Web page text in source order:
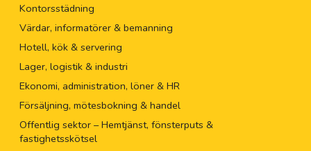
Kontorsstädning
Värdar, informatörer & bemanning
Hotell, kök & servering
Lager, logistik & industri
Ekonomi, administration, löner & HR
Försäljning, mötesbokning & handel
Offentlig sektor – Hemtjänst, fönsterputs &
fastighetsskötsel